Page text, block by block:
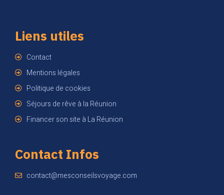
Liens utiles
Contact
Mentions légales
Politique de cookies
Séjours de rêve à la Réunion
Financer son site à La Réunion
Contact Infos
contact@mesconseilsvoyage.com